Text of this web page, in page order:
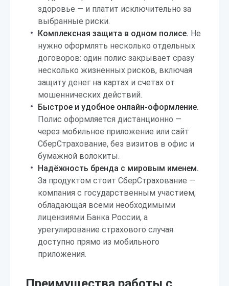
здоровье — и платит исключительно за
выбранные риски.
Комплексная защита в одном полисе. Не
нужно оформлять несколько отдельных
договоров: один полис закрывает сразу
несколько жизненных рисков, включая
защиту денег на картах и счетах от
мошеннических действий.
Быстрое и удобное онлайн-оформление.
Полис оформляется дистанционно —
через мобильное приложение или сайт
СберСтрахование, без визитов в офис и
бумажной волокиты.
Надёжность бренда с мировым именем.
За продуктом стоит СберСтрахование —
компания с государственным участием,
обладающая всеми необходимыми
лицензиями Банка России, а
урегулирование страхового случая
доступно прямо из мобильного
приложения.